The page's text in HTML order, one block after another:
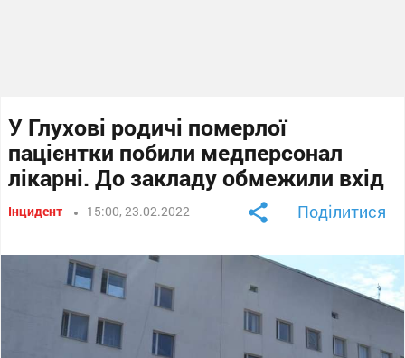
У Глухові родичі померлої
пацієнтки побили медперсонал
лікарні. До закладу обмежили вхід
Інцидент 15:00, 23.02.2022 Поділитися